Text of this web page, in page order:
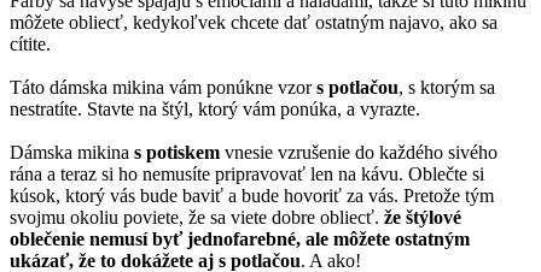
môžete obliecť, kedykoľvek chcete dať ostatným najavo, ako sa
cítite.
Táto dámska mikina vám ponúkne vzors potlačou, s ktorým sa
nestratíte. Stavte na štýl, ktorý vám ponúka, a vyrazte.
Dámska mikina s potiskem vnesie vzrušenie do každého sivého
rána a teraz si ho nemusíte pripravovať len na kávu. Oblečte si
kúsok, ktorý vás bude baviť a bude hovoriť za vás. Pretože tým
svojmu okoliu poviete, že sa viete dobre obliecť. že štýlové
oblečenie nemusí byť jednofarebné, ale môžete ostatným
ukázať, že to dokážete aj s potlačou. A ako!